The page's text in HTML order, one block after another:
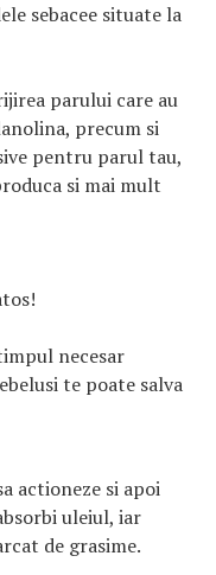
sebacee situate la
parului care au
precum si
pentru parul tau,
si mai mult
necesar
te poate salva
actioneze si apoi
uleiul, iar
de grasime.